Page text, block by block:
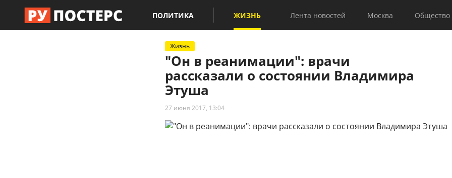
ПОЛИТИКА ЖИЗНЬ Лента новостей Москва Общество
Жизнь
"Он в реанимации": врачи
рассказали о состоянии Владимира
Этуша
27 июня 2017, 13:04